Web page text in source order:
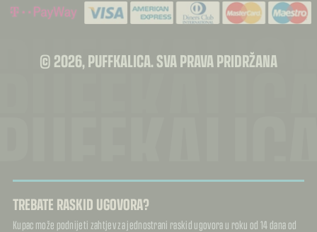
© 2026, PUFFKALICA. SVA PRAVA PRIDRŽANA
TREBATE RASKID UGOVORA?
Kupac može podnijeti zahtjev za jednostrani raskid ugovora u roku od 14 dana od